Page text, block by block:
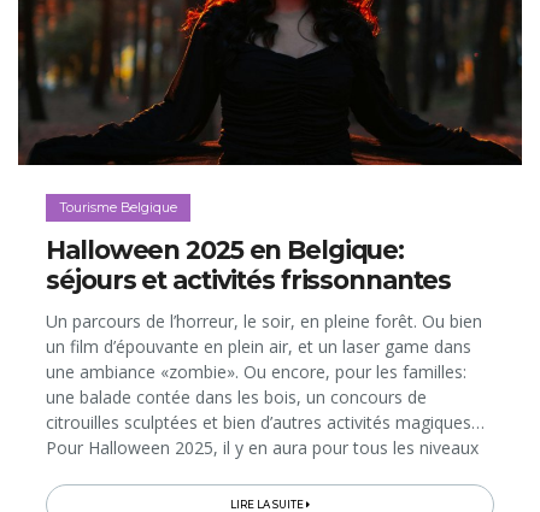
Tourisme Belgique
Halloween 2025 en Belgique:
séjours et activités frissonnantes
Un parcours de l’horreur, le soir, en pleine forêt. Ou bien
un film d’épouvante en plein air, et un laser game dans
une ambiance «zombie». Ou encore, pour les familles:
une balade contée dans les bois, un concours de
citrouilles sculptées et bien d’autres activités magiques…
Pour Halloween 2025, il y en aura pour tous les niveaux
LIRE LA SUITE